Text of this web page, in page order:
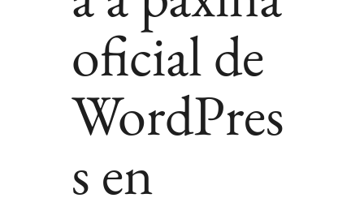
oficial de
WordPres
s en